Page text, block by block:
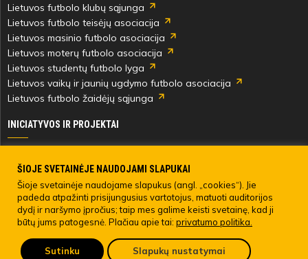
Lietuvos futbolo klubų sąjunga
Lietuvos futbolo teisėjų asociacija
Lietuvos masinio futbolo asociacija
Lietuvos moterų futbolo asociacija
Lietuvos studentų futbolo lyga
Lietuvos vaikų ir jaunių ugdymo futbolo asociacija
Lietuvos futbolo žaidėjų sąjunga
INICIATYVOS IR PROJEKTAI
Paramos fondai
Medicinos centras
Live Your Goals
© 2022 LIETUVOS FUTBOLO FEDERACIJA. Visos teisės saugomos.
Pateikti anoniminį skundą
ŠIOJE SVETAINĖJE NAUDOJAMI SLAPUKAI
Šioje svetainėje naudojame slapukus (angl. „cookies“). Jie
padeda atpažinti prisijungusius vartotojus, matuoti auditorijos
dydį ir naršymo įpročius; taip mes galime keisti svetainę, kad ji
būtų jums patogesnė. Plačiau apie tai: privatumo politika.
Sutinku Slapukų nustatymai